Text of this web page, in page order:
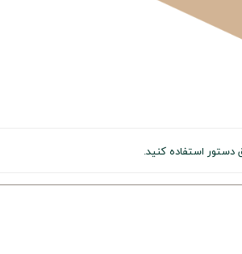
دستور استفاده کنید.